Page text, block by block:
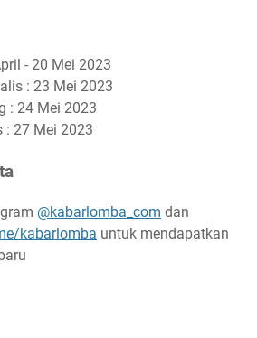
- 20 Mei 2023
: 23 Mei 2023
: 24 Mei 2023
: 27 Mei 2023
@kabarlomba_com dan
kabarlomba untuk mendapatkan